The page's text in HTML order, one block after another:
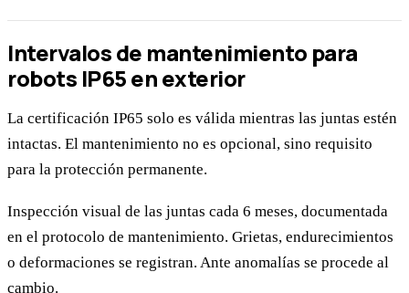
Intervalos de mantenimiento para
robots IP65 en exterior
La certificación IP65 solo es válida mientras las juntas estén
intactas. El mantenimiento no es opcional, sino requisito
para la protección permanente.
Inspección visual de las juntas cada 6 meses, documentada
en el protocolo de mantenimiento. Grietas, endurecimientos
o deformaciones se registran. Ante anomalías se procede al
cambio.